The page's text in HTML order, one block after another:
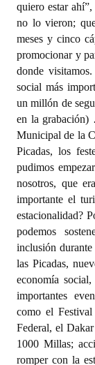
quiero estar
no lo vieron;
meses y cinco
promocionar y
donde
social más
un millón de
en la grabación)
Municipal de la
Picadas, los
pudimos
nosotros, que
importante el
estacionalidad?
podemos
inclusión
las Picadas,
economía
importantes
como el
Federal, el
1000 Millas;
romper con la